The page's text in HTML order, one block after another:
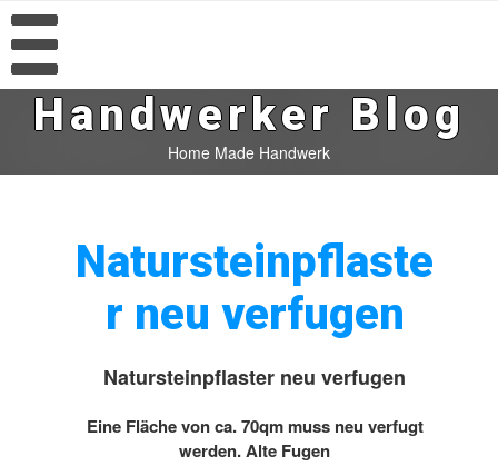
Handwerker Blog
Home Made Handwerk
Natursteinpflaste
r neu verfugen
Natursteinpflaster neu verfugen
Eine Fläche von ca. 70qm muss neu verfugt
werden. Alte Fugen